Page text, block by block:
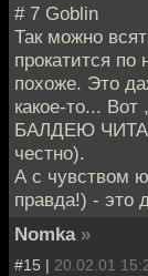
# 7 Goblin
Так можно
прокатится
похоже. Это
какое-то...
БАЛДЕЮ
честно).
А с чувством
правда!) - это
Nomka »
#15 | 20.02.01